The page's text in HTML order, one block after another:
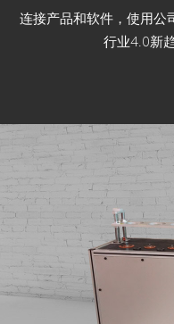
连接产品和软件，使用公
行业4.0新